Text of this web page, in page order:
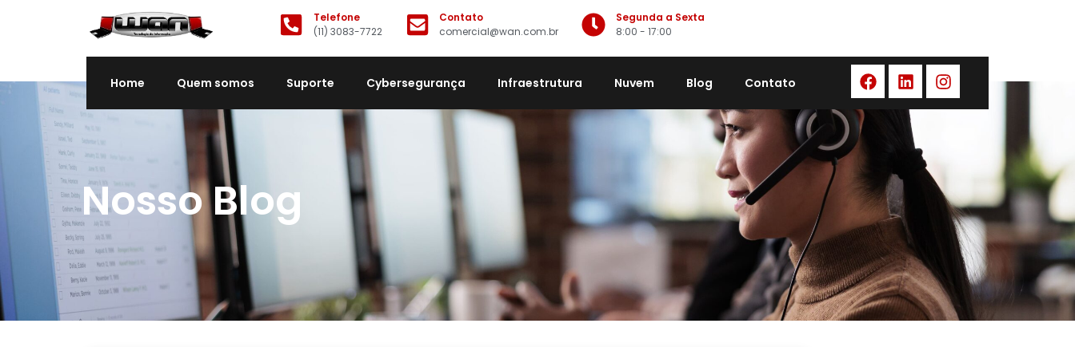
Telefone
(11) 3083-7722
Contato
comercial@wan.com.br
Segunda a Sexta
8:00 - 17:00
Home Quem somos Suporte Cybersegurança Infraestrutura Nuvem Blog Contato
Nosso Blog